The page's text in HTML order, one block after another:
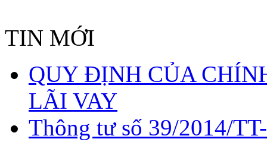
TIN MỚI
QUY ĐỊNH CỦA
LÃI VAY
Thông tư số 39/2014/